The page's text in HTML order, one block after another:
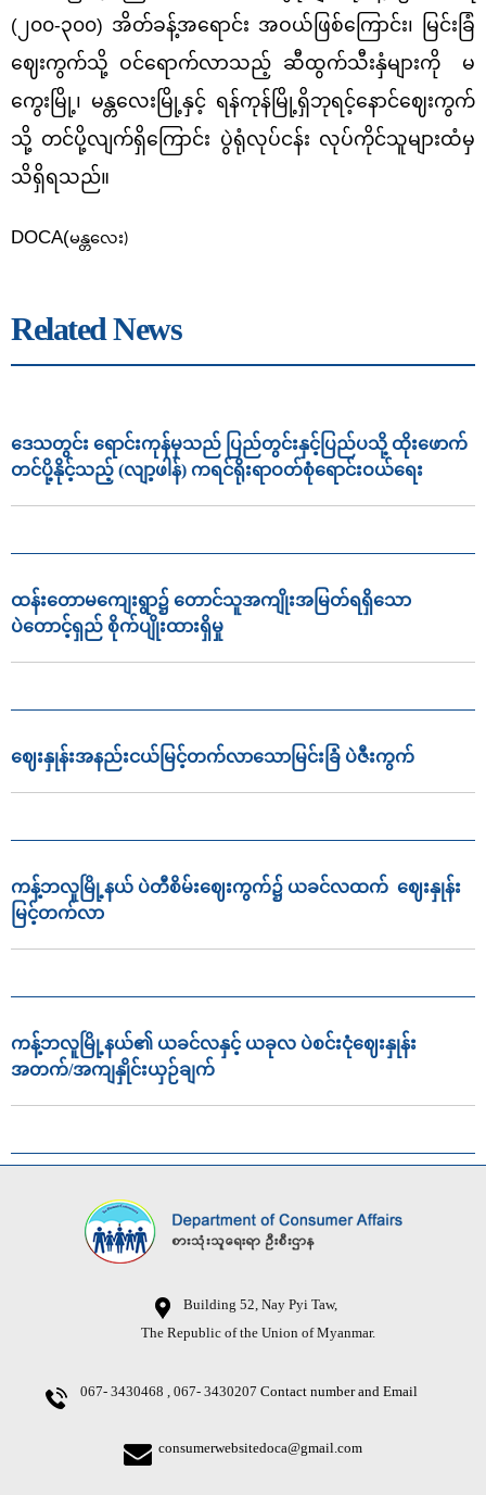
(၂၀၀-၃၀၀) အိတ်ခန့်အရောင်း အဝယ်ဖြစ်ကြောင်း၊ မြင်းခြံ
ဈေးကွက်သို့ ဝင်ရောက်လာသည့် ဆီထွက်သီးနှံများကို မ
ကွေးမြို့၊ မန္တလေးမြို့နှင့် ရန်ကုန်မြို့ရှိဘုရင့်နောင်ဈေးကွက်
သို့ တင်ပို့လျက်ရှိကြောင်း ပွဲရုံလုပ်ငန်း လုပ်ကိုင်သူများထံမှ
သိရှိရသည်။
DOCA(မန္တလေး)
Related News
ဒေသတွင်း ရောင်းကုန်မှသည် ပြည်တွင်းနှင့်ပြည်ပသို့ ထိုးဖောက်
တင်ပို့နိုင့်သည့် (လျာ့ဖါန်) ကရင်ရိုးရာဝတ်စုံရောင်းဝယ်ရေး
ထန်းတောမကျေးရွာ၌ တောင်သူအကျိုးအမြတ်ရရှိသော
ပဲတောင့်ရှည် စိုက်ပျိုးထားရှိမှု
ဈေးနှုန်းအနည်းငယ်မြင့်တက်လာသောမြင်းခြံ ပဲဇီးကွက်
ကန့်ဘလူမြို့နယ် ပဲတီစိမ်းဈေးကွက်၌ ယခင်လထက် ဈေးနှုန်း
မြင့်တက်လာ
ကန့်ဘလူမြို့နယ်၏ ယခင်လနှင့် ယခုလ ပဲစင်းငုံဈေးနှုန်း
အတက်/အကျနှိုင်းယှဉ်ချက်
Building 52, Nay Pyi Taw,
The Republic of the Union of Myanmar.
067- 3430468 , 067- 3430207 Contact number and Email
consumerwebsitedoca@gmail.com